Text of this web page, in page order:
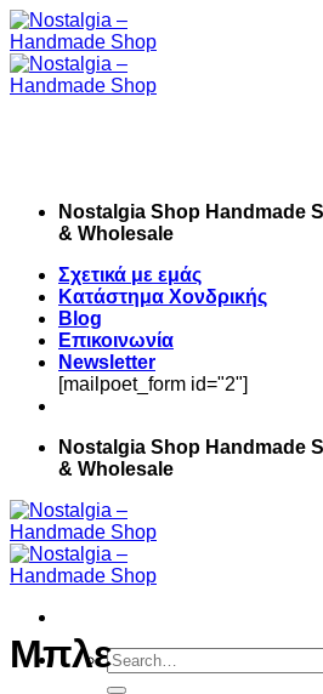
Skip
to
content
Nostalgia Shop Handmade
& Wholesale
Σχετικά με εμάς
Κατάστημα Χονδρικής
Blog
Επικοινωνία
Newsletter
[mailpoet_form id="2"]
Nostalgia Shop Handmade
& Wholesale
Search
for:
Μπλε